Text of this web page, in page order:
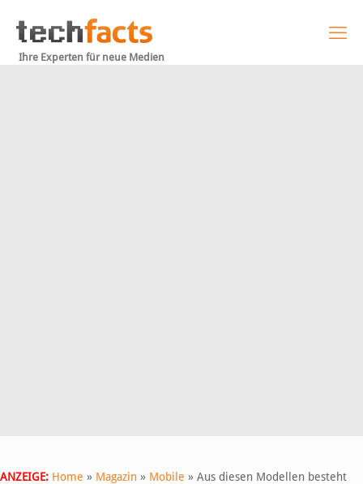
Ihre Experten für neue Medien
ANZEIGE: Home » Magazin » Mobile » Aus diesen Modellen besteht